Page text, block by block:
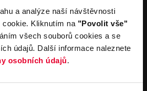
a analýze naší návštěvnosti
Kliknutím na "Povolit vše"
všech souborů cookies a se
údajů. Další informace naleznete
osobních údajů.
Louda Auto+ Poděbrady
Obytné vozy
Novinky
Kariéra
Důležité odkazy
Cookies